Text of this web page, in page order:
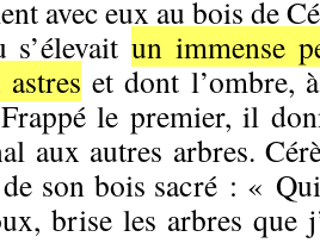
avec eux au bois de
s’élevaitun immense
et dont l’ombre,
le premier, il
aux autres arbres.
son bois sacré : «
brise les arbres que